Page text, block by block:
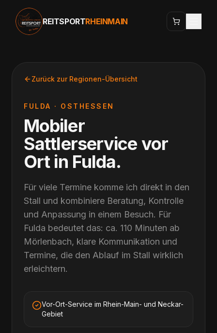
REITSPORTRHEINMAIN
Zurück zur Regionen-Übersicht
FULDA · OSTHESSEN
Mobiler
Sattlerservice vor
Ortin Fulda.
Für viele Termine komme ich direkt in den
Stall und kombiniere Beratung, Kontrolle
und Anpassung in einem Besuch. Für
Fulda bedeutet das: ca. 110 Minuten ab
Mörlenbach, klare Kommunikation und
Termine, die den Ablauf im Stall wirklich
erleichtern.
Vor-Ort-Service im Rhein-Main- und Neckar-
Gebiet